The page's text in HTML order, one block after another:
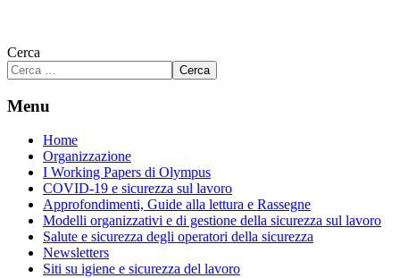
Cerca
Cerca
Menu
Home
Organizzazione
I Working Papers di Olympus
COVID-19 e sicurezza sul lavoro
Approfondimenti, Guide alla lettura e Rassegne
Modelli organizzativi e di gestione della sicurezza sul lavoro
Salute e sicurezza degli operatori della sicurezza
Newsletters
Siti su igiene e sicurezza del lavoro